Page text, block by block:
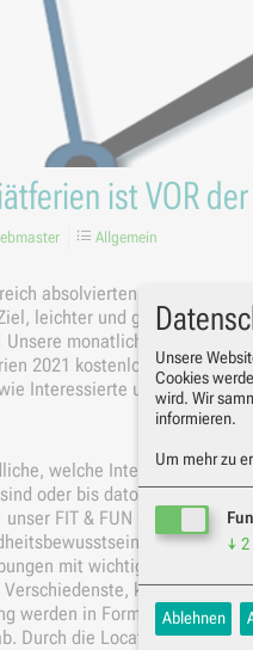
ist VOR
Allgemein
absolvierten FIT & FUN
leichter und gesünder
monatliche statt
2021 kostenlos zur
Interessierte und
welche Interesse an
oder bis dato einfach
FIT & FUN Gesundheits-
Demnach
mit wichtigen Inputs
Verschiedenste, kreative
werden in Form von
Durch die Location mit der
Unsere
Cookies
wird. Wir
informieren.
Um mehr zu
↓ 2
Ablehnen